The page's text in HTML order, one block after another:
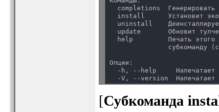
completions  Генерировать
install      Установит
uninstall
update       Обновит
help         Печать этого
субкоманду
Опции:
-h, --help     Напечатает
[Субкоманда